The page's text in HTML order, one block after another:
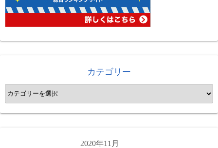
カテゴリー
カ
テ
ゴ
2020年11月